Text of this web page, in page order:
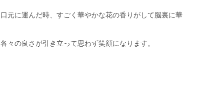
元に運んだ時、すごく華やかな花の香りがして脳裏に華
の良さが引き立って思わず笑顔になります。